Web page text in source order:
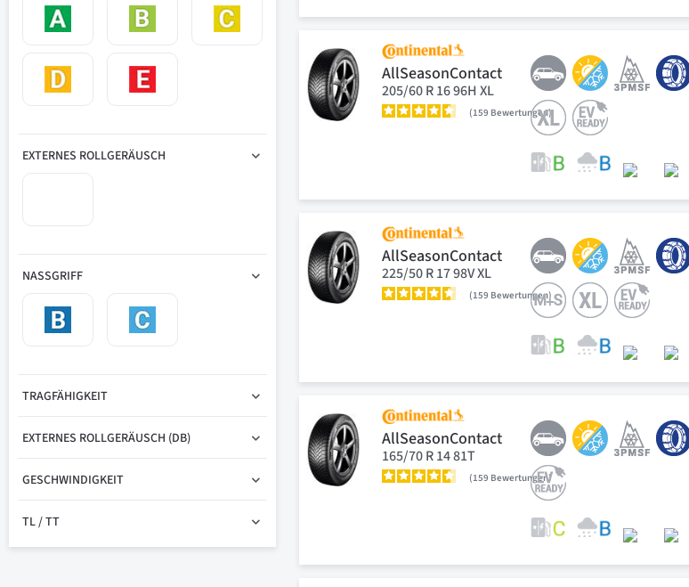
AllSeasonContact
205/60 R 16 96H XL
159 Bewertungen
AllSeasonContact
225/50 R 17 98V XL
159 Bewertungen
AllSeasonContact
165/70 R 14 81T
159 Bewertungen
EXTERNES ROLLGERÄUSCH
NASSGRIFF
TRAGFÄHIGKEIT
EXTERNES ROLLGERÄUSCH (DB)
GESCHWINDIGKEIT
TL / TT